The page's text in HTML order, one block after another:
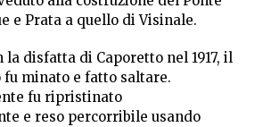
e Prata a quello di Visinale.
la disfatta di Caporetto nel 1917, il
minato e fatto saltare.
fu ripristinato
e reso percorribile usando